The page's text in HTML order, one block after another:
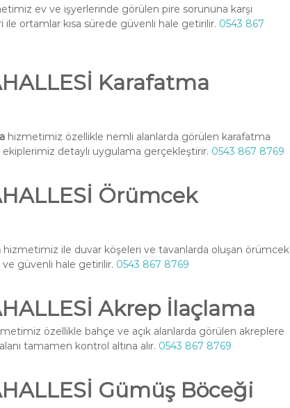
ev ve işyerlerinde görülen pire sorununa karşı
ortamlar kısa sürede güvenli hale getirilir. 0543 867
Karafatma
hizmetimiz özellikle nemli alanlarda görülen karafatma
ekiplerimiz detaylı uygulama gerçekleştirir. 0543 867 8769
Örümcek
hizmetimiz ile duvar köşeleri ve tavanlarda oluşan örümcek
ve güvenli hale getirilir. 0543 867 8769
Akrep İlaçlama
özellikle bahçe ve açık alanlarda görülen akreplere
tamamen kontrol altına alır. 0543 867 8769
Gümüş Böceği